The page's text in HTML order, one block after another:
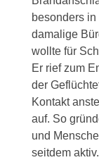
besonders
damalige
wollte für
Er rief zum
der
Kontakt
auf. So
und
seitdem aktiv.